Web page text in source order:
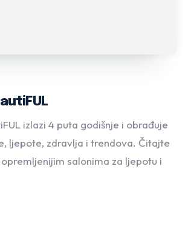
izlazi 4 puta godišnje i obrađuje
zdravlja i trendova. Čitajte
salonima za ljepotu i